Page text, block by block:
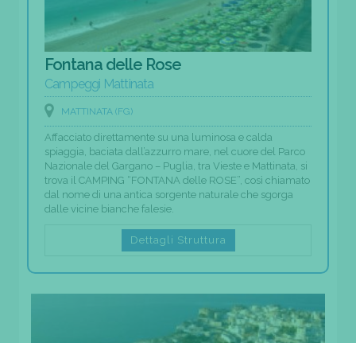
Fontana delle Rose
Campeggi Mattinata
MATTINATA (FG)
Affacciato direttamente su una luminosa e calda
spiaggia, baciata dall’azzurro mare, nel cuore del Parco
Nazionale del Gargano – Puglia, tra Vieste e Mattinata, si
trova il CAMPING “FONTANA delle ROSE”, così chiamato
dal nome di una antica sorgente naturale che sgorga
dalle vicine bianche falesie.
Dettagli Struttura